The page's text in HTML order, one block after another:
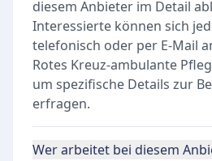
diesem Anbieter im Detail
Interessierte können sich
telefonisch oder per E-Mail
Rotes Kreuz-ambulante
um spezifische Details zur
erfragen.
Wer arbeitet bei diesem